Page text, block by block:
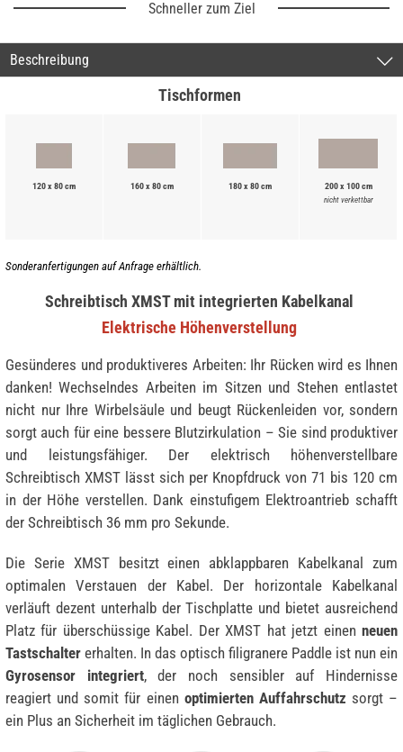
Schneller zum Ziel
Beschreibung
Tischformen
120 x 80 cm 160 x 80 cm 180 x 80 cm 200 x 100 cm
nicht verkettbar
Sonderanfertigungen auf Anfrage erhältlich.
Schreibtisch XMST mit integrierten Kabelkanal
Elektrische Höhenverstellung
Gesünderes und produktiveres Arbeiten: Ihr Rücken wird es Ihnen
danken! Wechselndes Arbeiten im Sitzen und Stehen entlastet
nicht nur Ihre Wirbelsäule und beugt Rückenleiden vor, sondern
sorgt auch für eine bessere Blutzirkulation – Sie sind produktiver
und leistungsfähiger. Der elektrisch höhenverstellbare
Schreibtisch XMST lässt sich per Knopfdruck von 71 bis 120 cm
in der Höhe verstellen. Dank einstufigem Elektroantrieb schafft
der Schreibtisch 36 mm pro Sekunde.
Die Serie XMST besitzt einen abklappbaren Kabelkanal zum
optimalen Verstauen der Kabel. Der horizontale Kabelkanal
verläuft dezent unterhalb der Tischplatte und bietet ausreichend
Platz für überschüssige Kabel. Der XMST hat jetzt einen neuen
Tastschalter erhalten. In das optisch filigranere Paddle ist nun ein
Gyrosensor integriert, der noch sensibler auf Hindernisse
reagiert und somit für einen optimierten Auffahrschutz sorgt –
ein Plus an Sicherheit im täglichen Gebrauch.